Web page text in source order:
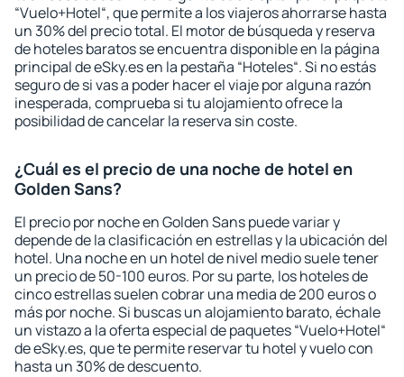
“Vuelo+Hotel“, que permite a los viajeros ahorrarse hasta
un 30% del precio total. El motor de búsqueda y reserva
de hoteles baratos se encuentra disponible en la página
principal de eSky.es en la pestaña “Hoteles“. Si no estás
seguro de si vas a poder hacer el viaje por alguna razón
inesperada, comprueba si tu alojamiento ofrece la
posibilidad de cancelar la reserva sin coste.
¿Cuál es el precio de una noche de hotel en
Golden Sans?
El precio por noche en Golden Sans puede variar y
depende de la clasificación en estrellas y la ubicación del
hotel. Una noche en un hotel de nivel medio suele tener
un precio de 50-100 euros. Por su parte, los hoteles de
cinco estrellas suelen cobrar una media de 200 euros o
más por noche. Si buscas un alojamiento barato, échale
un vistazo a la oferta especial de paquetes “Vuelo+Hotel“
de eSky.es, que te permite reservar tu hotel y vuelo con
hasta un 30% de descuento.